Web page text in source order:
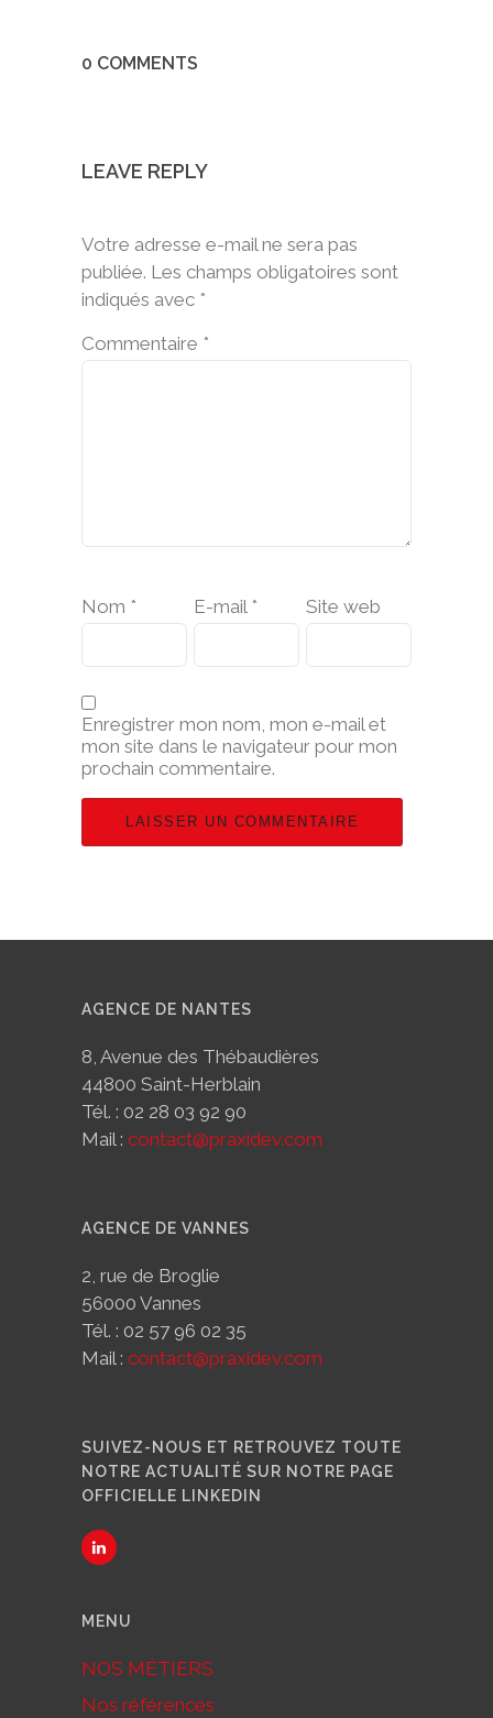
0 COMMENTS
LEAVE REPLY
Votre adresse e-mail ne sera pas
publiée. Les champs obligatoires sont
indiqués avec *
Commentaire *
Nom * E-mail * Site web
Enregistrer mon nom, mon e-mail et
mon site dans le navigateur pour mon
prochain commentaire.
AGENCE DE NANTES
8, Avenue des Thébaudières
44800 Saint-Herblain
Tél. : 02 28 03 92 90
Mail : contact@praxidev.com
AGENCE DE VANNES
2, rue de Broglie
56000 Vannes
Tél. : 02 57 96 02 35
Mail : contact@praxidev.com
SUIVEZ-NOUS ET RETROUVEZ TOUTE
NOTRE ACTUALITÉ SUR NOTRE PAGE
OFFICIELLE LINKEDIN
MENU
NOS MÉTIERS
Nos références